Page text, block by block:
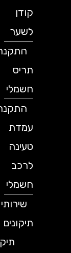
לשער
התקנת
תריס
חשמלי
התקנת
עמדת
טעינה
לרכב
חשמלי
שירותי
תיקונים
תיקון